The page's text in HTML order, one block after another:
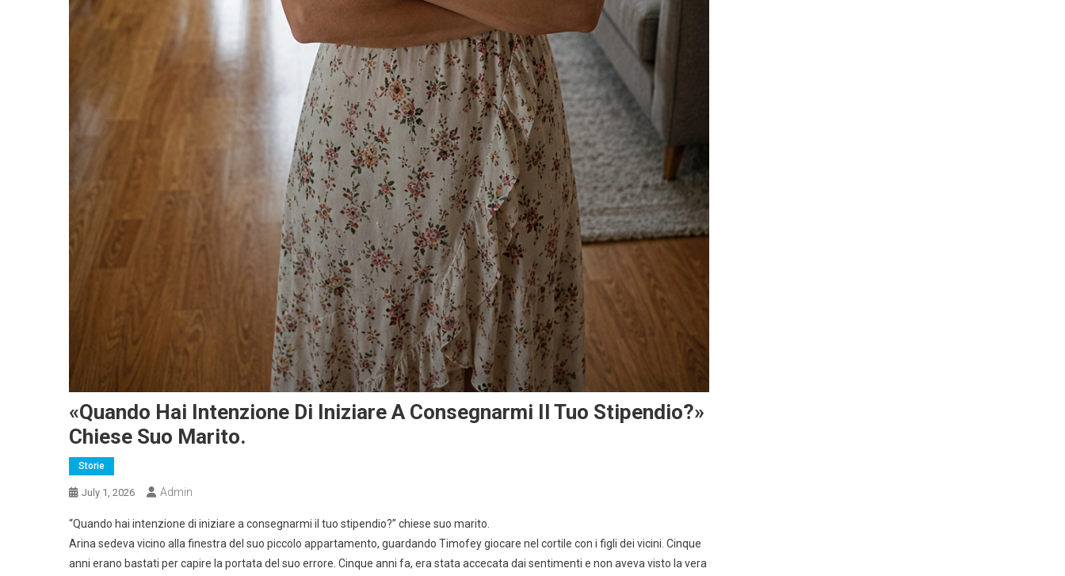
«Quando Hai Intenzione Di Iniziare A Consegnarmi Il Tuo Stipendio?»
Chiese Suo Marito.
Storie
July 1, 2026 Admin
“Quando hai intenzione di iniziare a consegnarmi il tuo stipendio?” chiese suo marito.
Arina sedeva vicino alla finestra del suo piccolo appartamento, guardando Timofey giocare nel cortile con i figli dei vicini. Cinque
anni erano bastati per capire la portata del suo errore. Cinque anni fa, era stata accecata dai sentimenti e non aveva visto la vera